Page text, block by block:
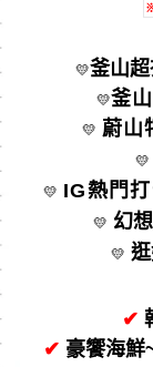
💛釜山
💛釜
💛 蔚山
💛
💛 IG熱門
💛 幻
💛
✔
✔ 豪饗海鮮